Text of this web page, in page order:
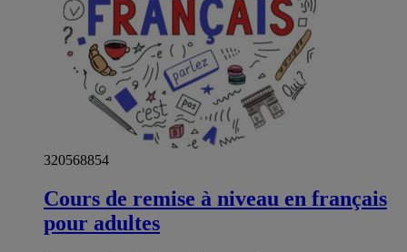
320568854
Cours de remise à niveau en français
pour adultes